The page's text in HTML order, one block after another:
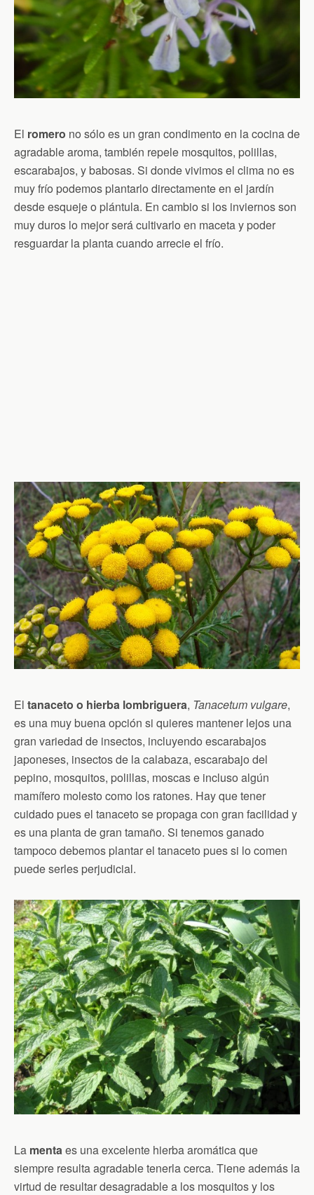
El romero no sólo es un gran condimento en la cocina de
agradable aroma, también repele mosquitos, polillas,
escarabajos, y babosas. Si donde vivimos el clima no es
muy frío podemos plantarlo directamente en el jardín
desde esqueje o plántula. En cambio si los inviernos son
muy duros lo mejor será cultivarlo en maceta y poder
resguardar la planta cuando arrecie el frío.
El tanaceto o hierba lombriguera, Tanacetum vulgare,
es una muy buena opción si quieres mantener lejos una
gran variedad de insectos, incluyendo escarabajos
japoneses, insectos de la calabaza, escarabajo del
pepino, mosquitos, polillas, moscas e incluso algún
mamífero molesto como los ratones. Hay que tener
cuidado pues el tanaceto se propaga con gran facilidad y
es una planta de gran tamaño. Si tenemos ganado
tampoco debemos plantar el tanaceto pues si lo comen
puede serles perjudicial.
La mentaes una excelente hierba aromática que
siempre resulta agradable tenerla cerca. Tiene además la
virtud de resultar desagradable a los mosquitos y los